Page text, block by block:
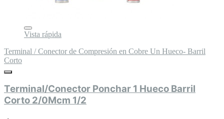
Vista rápida
Terminal / Conector de Compresión en Cobre Un Hueco- Barril
Corto
Terminal/Conector Ponchar 1 Hueco Barril
Corto 2/0Mcm 1/2